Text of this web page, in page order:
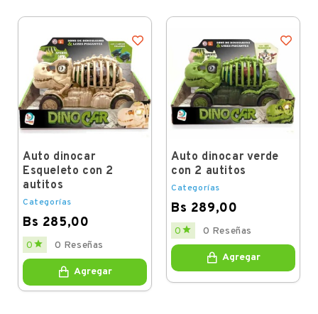
Auto dinocar
Esqueleto con 2
autitos
Categorías
Bs 285,00
Price
0  0 Reseñas
Agregar
Auto dinocar verde
con 2 autitos
Categorías
Bs 289,00
Price
0  0 Reseñas
Agregar